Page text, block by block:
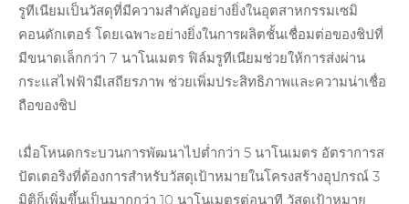
รูทีเนียมเป็นวัสดุที่มีความสำคัญอย่างยิ่งในอุตสาหกรรมเซมิ
คอนดักเตอร์ โดยเฉพาะอย่างยิ่งในการผลิตชั้นเชื่อมต่อของชิปที่
มีขนาดเล็กกว่า 7 นาโนเมตร ฟิล์มรูทีเนียมช่วยให้การส่งผ่าน
กระแสไฟฟ้ามีเสถียรภาพ ช่วยเพิ่มประสิทธิภาพและความน่าเชื่อ
ถือของชิป
เมื่อโหนดกระบวนการพัฒนาไปต่ำกว่า 5 นาโนเมตร อัตราการส
ปัตเตอริงที่ต้องการสำหรับวัสดุเป้าหมายในโครงสร้างอุปกรณ์ 3
มิติก็เพิ่มขึ้นเป็นมากกว่า 10 นาโนเมตรต่อนาที วัสดุเป้าหมาย